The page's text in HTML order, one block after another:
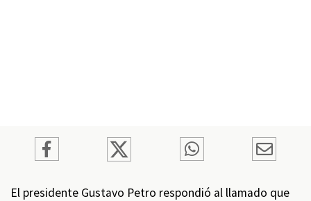
El presidente Gustavo Petro respondió al llamado que